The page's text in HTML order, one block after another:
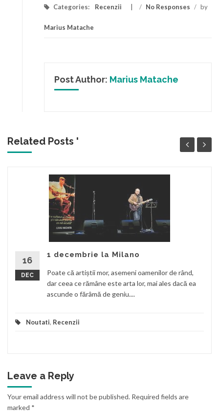
Categories: Recenzii / No Responses / by
Marius Matache
Post Author: Marius Matache
Related Posts '
16
DEC
1 decembrie la Milano
Poate că artiștii mor, asemeni oamenilor de rând,
dar ceea ce rămâne este arta lor, mai ales dacă ea
ascunde o fărâmă de geniu....
Noutati, Recenzii
Leave a Reply
Your email address will not be published. Required fields are
marked *